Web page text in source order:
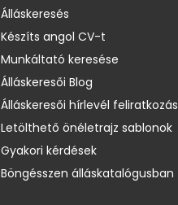
Álláskeresés
Készíts angol CV-t
Munkáltató keresése
Álláskeresői Blog
Álláskeresői hírlevél feliratkozás
Letölthető önéletrajz sablonok
Gyakori kérdések
Böngésszen álláskatalógusban